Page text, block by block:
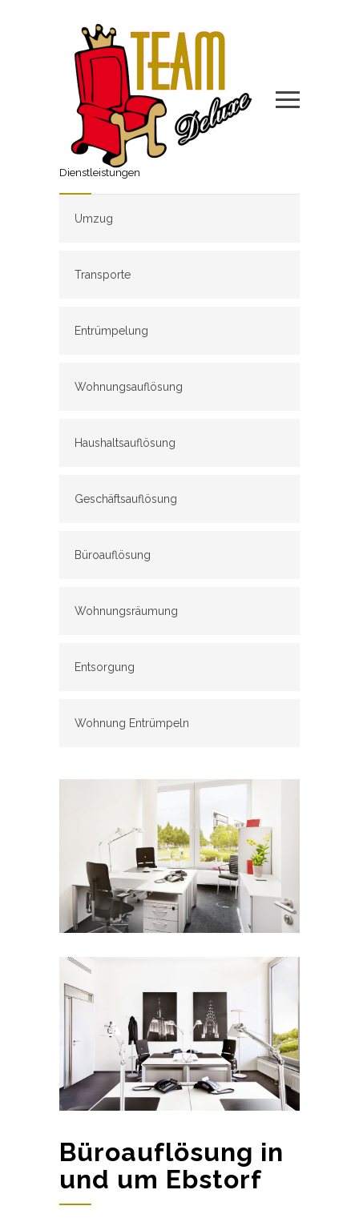
Dienstleistungen
Umzug
Transporte
Entrümpelung
Wohnungsauflösung
Haushaltsauflösung
Geschäftsauflösung
Büroauflösung
Wohnungsräumung
Entsorgung
Wohnung Entrümpeln
Büroauflösung in
und um Ebstorf